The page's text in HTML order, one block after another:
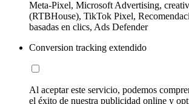
Meta-Pixel, Microsoft Advertising,
(RTBHouse), TikTok Pixel,
basadas en clics, Ads Defender
Conversion tracking extendido
Al aceptar este servicio, podemos
el éxito de nuestra publicidad online y